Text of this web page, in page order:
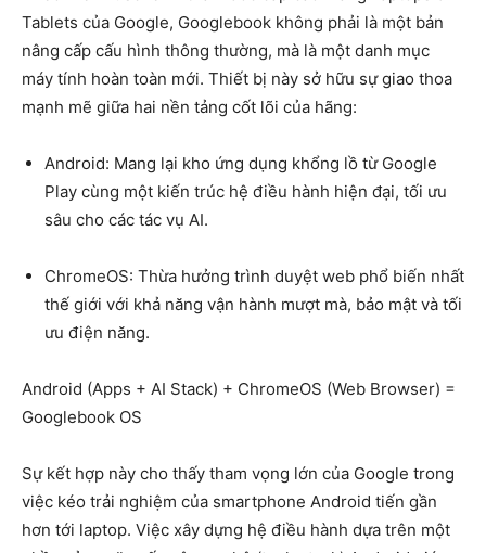
Tablets của Google, Googlebook không phải là một bản
nâng cấp cấu hình thông thường, mà là một danh mục
máy tính hoàn toàn mới. Thiết bị này sở hữu sự giao thoa
mạnh mẽ giữa hai nền tảng cốt lõi của hãng:
Android: Mang lại kho ứng dụng khổng lồ từ Google
Play cùng một kiến trúc hệ điều hành hiện đại, tối ưu
sâu cho các tác vụ AI.
ChromeOS: Thừa hưởng trình duyệt web phổ biến nhất
thế giới với khả năng vận hành mượt mà, bảo mật và tối
ưu điện năng.
Android (Apps + AI Stack) + ChromeOS (Web Browser) =
Googlebook OS
Sự kết hợp này cho thấy tham vọng lớn của Google trong
việc kéo trải nghiệm của smartphone Android tiến gần
hơn tới laptop. Việc xây dựng hệ điều hành dựa trên một